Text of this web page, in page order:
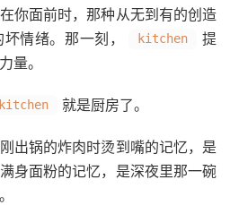
你面前时，那种从无到有的创造
情绪。那一刻，
kitchen
提
量。
kitchen 就是厨房了。
出锅的炸肉时烫到嘴的记忆，是
身面粉的记忆，是深夜里那一碗